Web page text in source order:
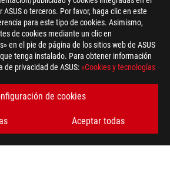
o terceros. Por favor, haga clic en este
para este tipo de cookies. Asimismo,
de cookies mediante un clic en
en el pie de página de los sitios web de ASUS
tenga instalado. Para obtener información
privacidad de ASUS:«Cookies y tecnologías
de cookies
Aceptar todas
LTD
Y MÁS